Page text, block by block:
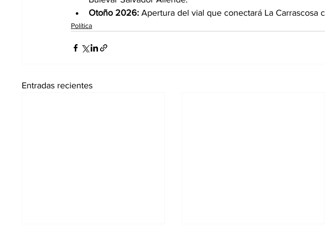
Otoño 2026: Apertura del vial que conectará La Carrascosa
Política
Entradas recientes